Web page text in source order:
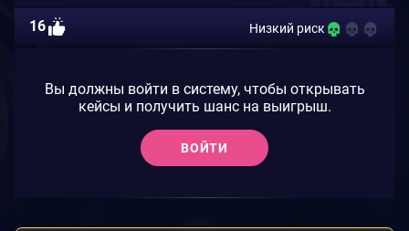
16 Низкий риск
Вы должны войти в систему, чтобы открывать
кейсы и получить шанс на выигрыш.
ВОЙТИ